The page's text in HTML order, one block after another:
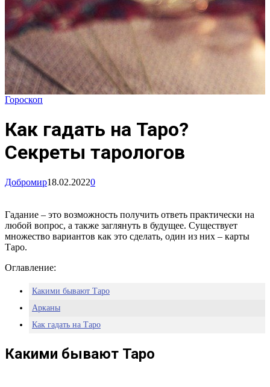
Гороскоп
Как гадать на Таро?
Секреты тарологов
Добромир18.02.20220
Гадание – это возможность получить ответь практически на
любой вопрос, а также заглянуть в будущее. Существует
множество вариантов как это сделать, один из них – карты
Таро.
Оглавление:
Какими бывают Таро
Арканы
Как гадать на Таро
Какими бывают Таро